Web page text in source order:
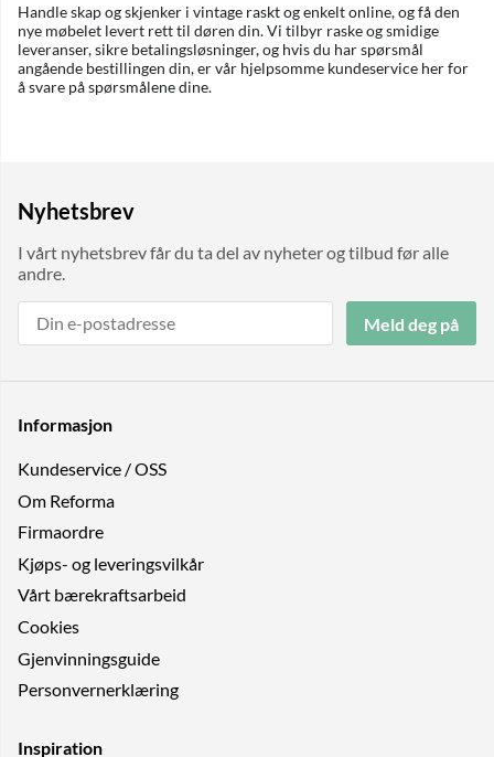
Handle skap og skjenker i vintage raskt og enkelt online, og få den
nye møbelet levert rett til døren din. Vi tilbyr raske og smidige
leveranser, sikre betalingsløsninger, og hvis du har spørsmål
angående bestillingen din, er vår hjelpsomme kundeservice her for
å svare på spørsmålene dine.
Nyhetsbrev
I vårt nyhetsbrev får du ta del av nyheter og tilbud før alle
andre.
Meld deg på
Informasjon
Kundeservice / OSS
Om Reforma
Firmaordre
Kjøps- og leveringsvilkår
Vårt bærekraftsarbeid
Cookies
Gjenvinningsguide
Personvernerklæring
Inspiration